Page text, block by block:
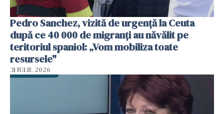
Pedro Sanchez, vizită de urgență la Ceuta
după ce 40 000 de migranți au năvălit pe
teritoriul spaniol: „Vom mobiliza toate
resursele"
31 IULIE 2026